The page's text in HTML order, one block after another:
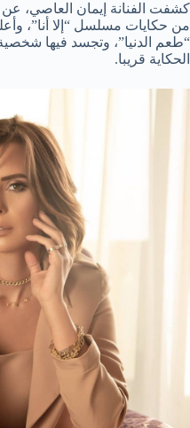
كشفت الفنانة إيمان العاصي، عن
من حكايات مسلسل “إلا أنا”،
“طعم الدنيا”، وتجسد فيها
الحكاية قريبا.